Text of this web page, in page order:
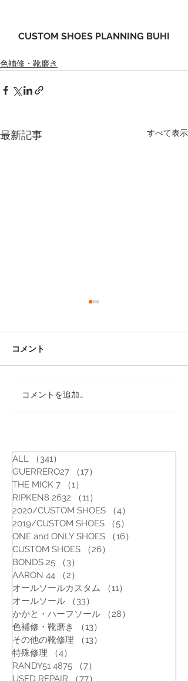
CUSTOM SHOES PLANNING BUHI
色補修・靴磨き
最新記事 すべて表示
靴修理：サボの色補修と
コメント
コメントを追加…
ALL （341）
GUERRERO27
（17）
THE MICK 7
（1）
RIPKEN8 2632
（11）
2020/CUSTOM SHOES
（4）
2019/CUSTOM SHOES
（5）
ONE and ONLY SHOES
（16）
CUSTOM SHOES
（26）
BONDS 25
（3）
AARON 44
（2）
オールソールカスタム
（11）
オールソール
（33）
かかと・ハーフソール
（28）
色補修・靴磨き
（13）
その他の靴修理
（13）
特殊修理
（4）
RANDY51 4875
（7）
USED REPAIR
（77）